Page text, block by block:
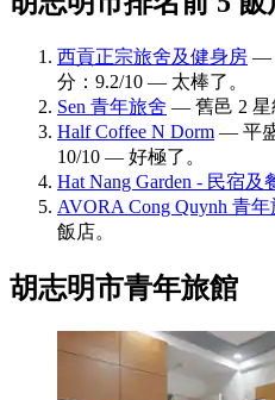
西貢正宗旅舍及健身房 —
分：9.2/10 — 太棒了。
Sen 青年旅舍 — 舊邑 2 星
Half Coffee N Dorm — 平
10/10 — 好極了。
Hat Nang Garden - 民宿及
AVORA Cong Quynh 青
飯店。
胡志明市青年旅館